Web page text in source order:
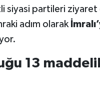
siyasi partileri
adım olarak
13